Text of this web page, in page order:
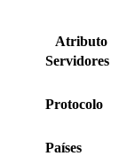
Atributo
Servidores
Protocolo
Países